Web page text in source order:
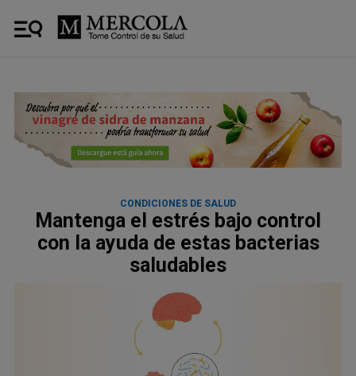
CONDICIONES DE SALUD
Mantenga el estrés bajo control
con la ayuda de estas bacterias
saludables